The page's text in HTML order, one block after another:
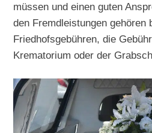
müssen und einen guten
den Fremdleistungen gehören
Friedhofsgebühren, die
Krematorium oder der